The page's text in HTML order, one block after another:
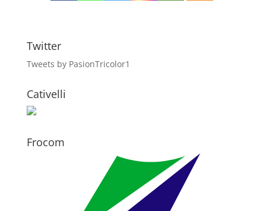
Twitter
Tweets by PasionTricolor1
Cativelli
Frocom